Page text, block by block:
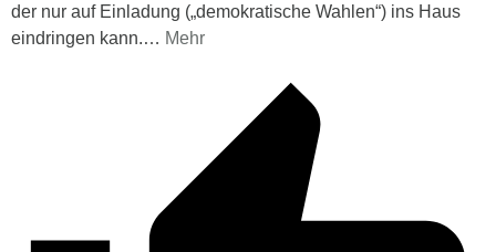
der nur auf Einladung („demokratische Wahlen“) ins Haus
eindringen kann.… Mehr